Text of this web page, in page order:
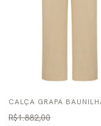
CALÇA GRAPA
R$1.882,00